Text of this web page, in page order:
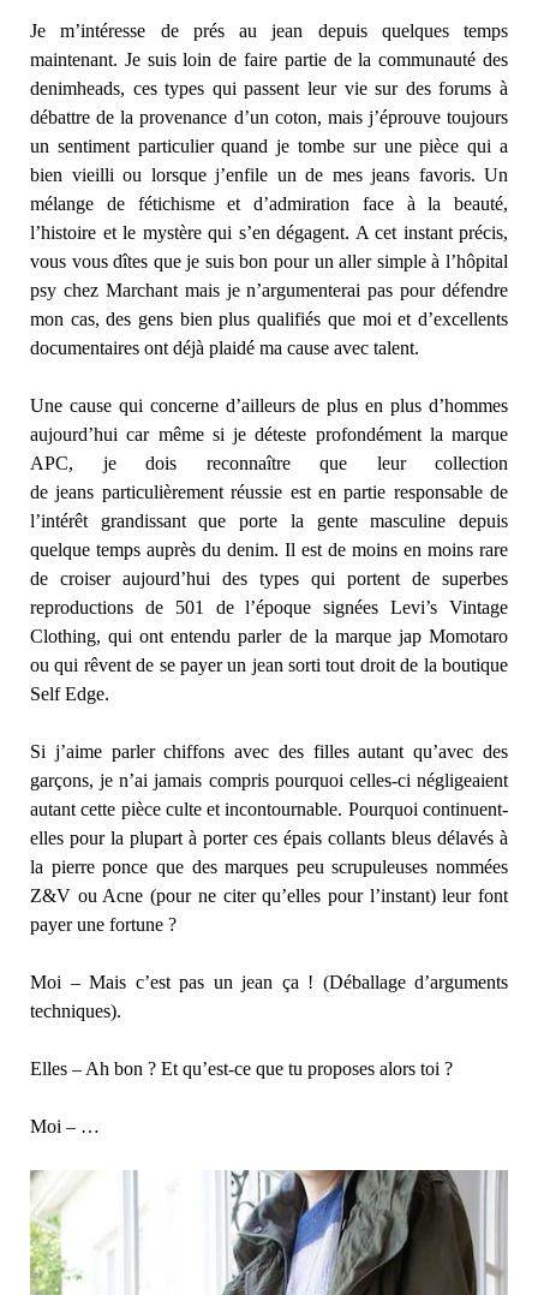
Je m’intéresse de prés au jean depuis quelques temps
maintenant. Je suis loin de faire partie de la communauté des
denimheads, ces types qui passent leur vie sur des forums à
débattre de la provenance d’un coton, mais j’éprouve toujours
un sentiment particulier quand je tombe sur une pièce qui a
bien vieilli ou lorsque j’enfile un de mes jeans favoris. Un
mélange de fétichisme et d’admiration face à la beauté,
l’histoire et le mystère qui s’en dégagent. A cet instant précis,
vous vous dîtes que je suis bon pour un aller simple à l’hôpital
psy chez Marchant mais je n’argumenterai pas pour défendre
mon cas, des gens bien plus qualifiés que moi et d’excellents
documentaires ont déjà plaidé ma cause avec talent.
Une cause qui concerne d’ailleurs de plus en plus d’hommes
aujourd’hui car même si je déteste profondément la marque
APC, je dois reconnaître que leur collection
de jeans particulièrement réussie est en partie responsable de
l’intérêt grandissant que porte la gente masculine depuis
quelque temps auprès du denim. Il est de moins en moins rare
de croiser aujourd’hui des types qui portent de superbes
reproductions de 501 de l’époque signées Levi’s Vintage
Clothing, qui ont entendu parler de la marque jap Momotaro
ou qui rêvent de se payer un jean sorti tout droit de la boutique
Self Edge.
Si j’aime parler chiffons avec des filles autant qu’avec des
garçons, je n’ai jamais compris pourquoi celles-ci négligeaient
autant cette pièce culte et incontournable. Pourquoi continuent-
elles pour la plupart à porter ces épais collants bleus délavés à
la pierre ponce que des marques peu scrupuleuses nommées
Z&V ou Acne (pour ne citer qu’elles pour l’instant) leur font
payer une fortune ?
Moi – Mais c’est pas un jean ça ! (Déballage d’arguments
techniques).
Elles – Ah bon ? Et qu’est-ce que tu proposes alors toi ?
Moi – …